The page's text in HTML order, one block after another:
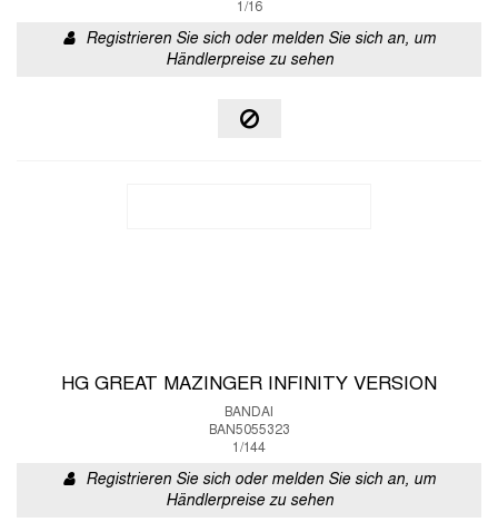
1/16
Registrieren Sie sich oder melden Sie sich an, um
Händlerpreise zu sehen
HG GREAT MAZINGER INFINITY VERSION
BANDAI
BAN5055323
1/144
Registrieren Sie sich oder melden Sie sich an, um
Händlerpreise zu sehen